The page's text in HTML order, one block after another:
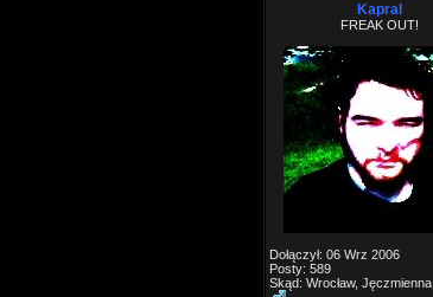
Kapral
FREAK OUT!
Dołączył: 06 Wrz 2006
Posty: 589
Skąd: Wrocław, Jęczmienna